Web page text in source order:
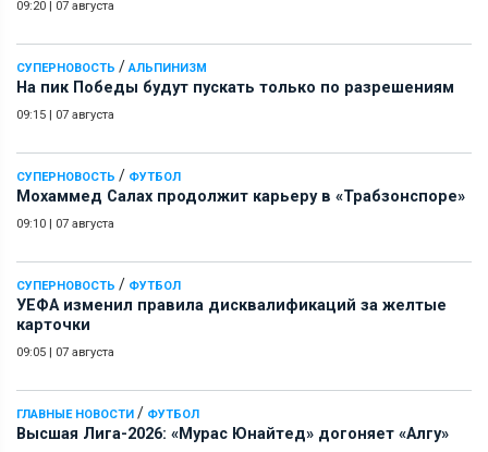
09:20 | 07 августа
СУПЕРНОВОСТЬ / АЛЬПИНИЗМ
На пик Победы будут пускать только по разрешениям
09:15 | 07 августа
СУПЕРНОВОСТЬ / ФУТБОЛ
Мохаммед Салах продолжит карьеру в «Трабзонспоре»
09:10 | 07 августа
СУПЕРНОВОСТЬ / ФУТБОЛ
УЕФА изменил правила дисквалификаций за желтые
карточки
09:05 | 07 августа
ГЛАВНЫЕ НОВОСТИ / ФУТБОЛ
Высшая Лига-2026: «Мурас Юнайтед» догоняет «Алгу»